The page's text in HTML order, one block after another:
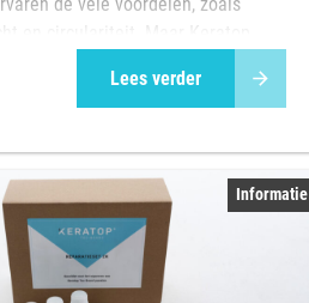
en circulariteit. Maar Keratop
Lees verder
Informatie